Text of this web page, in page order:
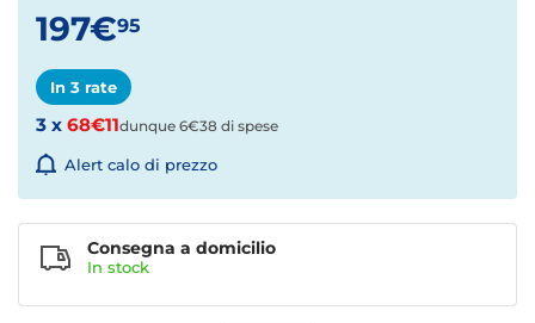
197€95
In 3 rate
3 x 68€11dunque 6€38 di spese
Alert calo di prezzo
Consegna a domicilio
In stock